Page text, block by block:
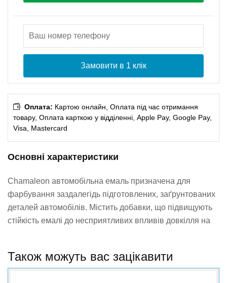
Замовити в 1 клік
Оплата: Картою онлайн, Оплата під час отримання
товару, Оплата карткою у відділенні, Apple Pay, Google Pay,
Visa, Mastercard
Основні характеристики
Chamaleon автомобільна емаль призначена для
фарбування заздалегідь підготовлених, заґрунтованих
деталей автомобілів. Містить добавки, що підвищують
стійкість емалі до несприятливих впливів довкілля на
Також можуть вас зацікавити